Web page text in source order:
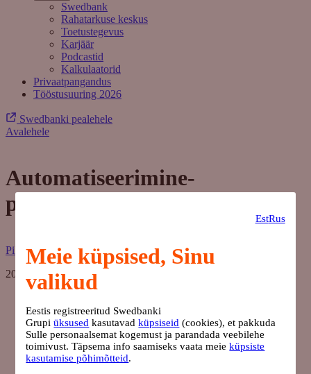
EstRus
Meie küpsised, Sinu
valikud
Eestis registreeritud Swedbanki
Grupiüksused kasutavadküpsiseid (cookies), et pakkuda
Sulle personaalsemat kogemust ja parandada veebilehe
toimivust. Täpsema info saamiseks vaata meieküpsiste
kasutamise põhimõtteid.
Swedbank
Rahatarkuse keskus
Toetustegevus
Karjäär
Podcastid
Kalkulaatorid
Privaatpangandus
Tööstusuuring 2026
Swedbanki pealehele
Avalehele
Automatiseerimine-
progameerimine
Pille Kollo
20. mai 2024